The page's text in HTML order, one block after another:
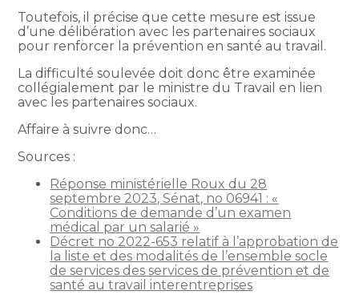
Toutefois, il précise que cette mesure est issue
d’une délibération avec les partenaires sociaux
pour renforcer la prévention en santé au travail.
La difficulté soulevée doit donc être examinée
collégialement par le ministre du Travail en lien
avec les partenaires sociaux.
Affaire à suivre donc…
Sources :
Réponse ministérielle Roux du 28
septembre 2023, Sénat, no 06941 : «
Conditions de demande d’un examen
médical par un salarié »
Décret no 2022-653 relatif à l’approbation de
la liste et des modalités de l’ensemble socle
de services des services de prévention et de
santé au travail interentreprises